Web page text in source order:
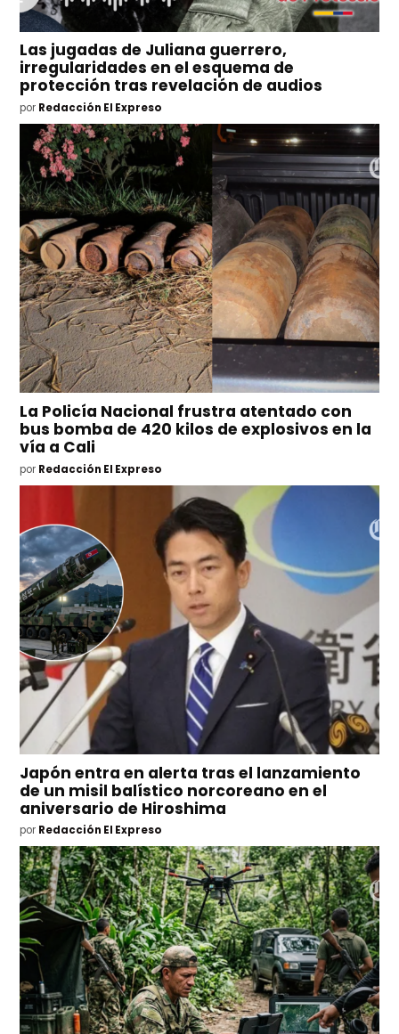
Las jugadas de Juliana guerrero,
irregularidades en el esquema de
protección tras revelación de audios
por Redacción El Expreso
La Policía Nacional frustra atentado con
bus bomba de 420 kilos de explosivos en la
vía a Cali
por Redacción El Expreso
Japón entra en alerta tras el lanzamiento
de un misil balístico norcoreano en el
aniversario de Hiroshima
por Redacción El Expreso